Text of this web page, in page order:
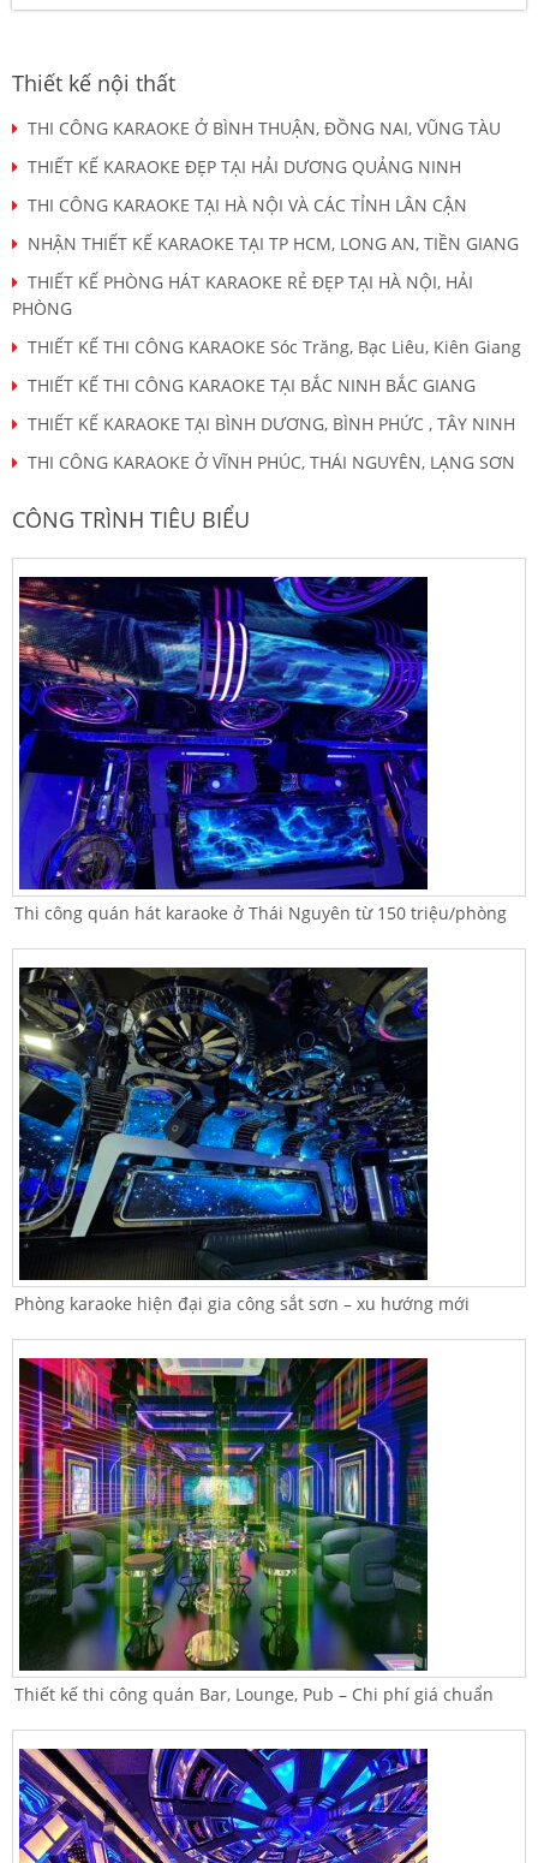
Thiết kế nội thất
THI CÔNG KARAOKE Ở BÌNH THUẬN, ĐỒNG NAI, VŨNG TÀU
THIẾT KẾ KARAOKE ĐẸP TẠI HẢI DƯƠNG QUẢNG NINH
THI CÔNG KARAOKE TẠI HÀ NỘI VÀ CÁC TỈNH LÂN CẬN
NHẬN THIẾT KẾ KARAOKE TẠI TP HCM, LONG AN, TIỀN GIANG
THIẾT KẾ PHÒNG HÁT KARAOKE RẺ ĐẸP TẠI HÀ NỘI, HẢI
PHÒNG
THIẾT KẾ THI CÔNG KARAOKE Sóc Trăng, Bạc Liêu, Kiên Giang
THIẾT KẾ THI CÔNG KARAOKE TẠI BẮC NINH BẮC GIANG
THIẾT KẾ KARAOKE TẠI BÌNH DƯƠNG, BÌNH PHỨC , TÂY NINH
THI CÔNG KARAOKE Ở VĨNH PHÚC, THÁI NGUYÊN, LẠNG SƠN
CÔNG TRÌNH TIÊU BIỂU
Thi công quán hát karaoke ở Thái Nguyên từ 150 triệu/phòng
Phòng karaoke hiện đại gia công sắt sơn – xu hướng mới
Thiết kế thi công quán Bar, Lounge, Pub – Chi phí giá chuẩn